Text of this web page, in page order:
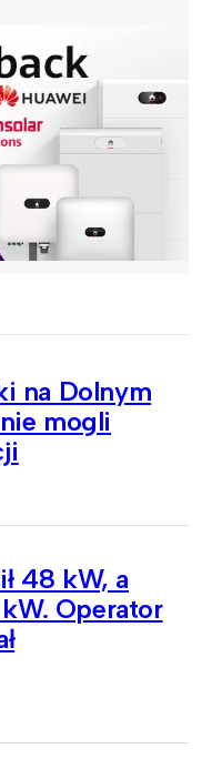
na Dolnym
mogli
48 kW, a
Operator